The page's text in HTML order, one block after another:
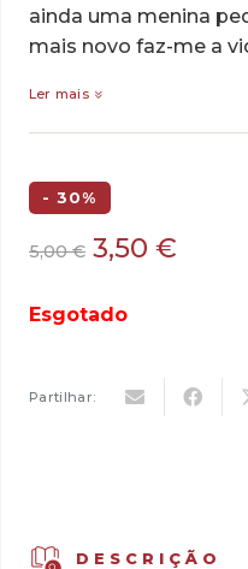
ainda uma menina
mais novo faz-me a
Ler mais
- 30%
5,00€ O
original
3,50 €
Esgotado
Partilhar:
DESCRIÇÃO